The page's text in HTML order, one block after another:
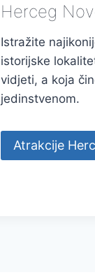
Herceg
Istražite
istorijske
vidjeti, a koja
jedinstvenom.
Atrakcije